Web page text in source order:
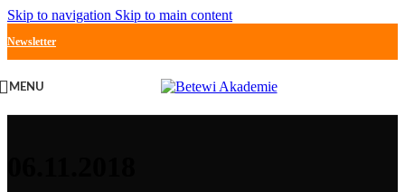
Skip to navigation Skip to main content
Newsletter
MENU